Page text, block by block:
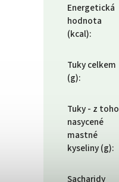
Energetická
hodnota
(kcal):
Tuky celkem
(g):
Tuky - z toho
nasycené
mastné
kyseliny (g):
Sacharidy